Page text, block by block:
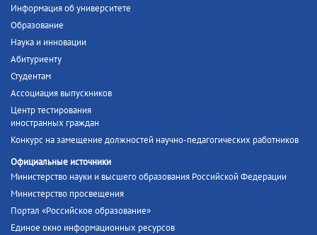
Информация об университете
Образование
Наука и инновации
Абитуриенту
Студентам
Ассоциация выпускников
Центр тестирования
иностранных граждан
Конкурс на замещение должностей научно-педагогических работников
Официальные источники
Министерство науки и высшего образования Российской Федерации
Министерство просвещения
Портал «Российское образование»
Единое окно информационных ресурсов